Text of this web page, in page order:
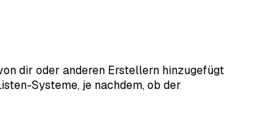
dir oder anderen Erstellern hinzugefügt
Systeme, je nachdem, ob der